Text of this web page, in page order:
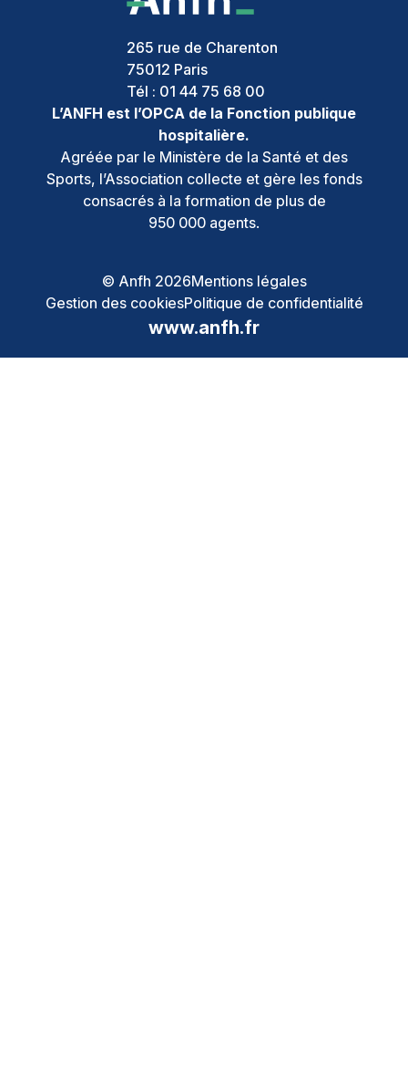
265 rue de Charenton
75012 Paris
Tél : 01 44 75 68 00
L’ANFH est l’OPCA de la Fonction publique
hospitalière.
Agréée par le Ministère de la Santé et des
Sports, l’Association collecte et gère les fonds
consacrés à la formation de plus de
950 000 agents.
© Anfh 2026Mentions légales
Gestion des cookiesPolitique de confidentialité
www.anfh.fr